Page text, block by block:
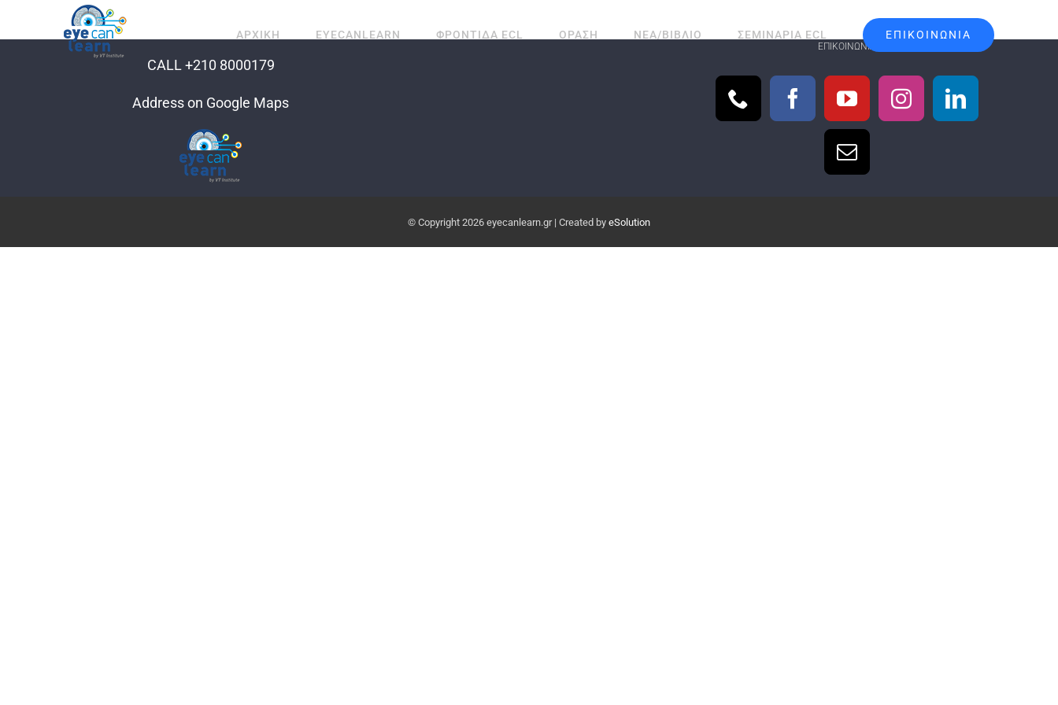
ΑΡΧΙΚΗ EYECANLEARN ΦΡΟΝΤΙΔΑ ECL ΟΡΑΣΗ ΝΕΑ/ΒΙΒΛΙΟ ΣΕΜΙΝΑΡΙΑ ECL ΕΠΙΚΟΙΝΩΝΙΑ
CALL +210 8000179
Address on Google Maps
ΕΠΙΚΟΙΝΩΝΊΑ
© Copyright 2026 eyecanlearn.gr | Created by eSolution